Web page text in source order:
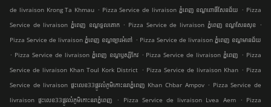
de livraison Krong Ta Khmau . Pizza Service de livraison ភ្នំពេញ ខណ្ឌ​ពោធិ៍សែនជ័យ . Pizza
Service de livraison ភ្នំពេញ ខណ្ឌទួលគោក . Pizza Service de livraison ភ្នំពេញ ខណ្ឌ​សែនសុខ .
Pizza Service de livraison ភ្នំពេញ ខណ្ឌច្បារអំពៅ . Pizza Service de livraison ភ្នំពេញ ខណ្ឌមានជ័យ
. Pizza Service de livraison ភ្នំពេញ ខណ្ឌ​ឫស្សីកែវ . Pizza Service de livraison ភ្នំពេញ . Pizza
Service de livraison Khan Toul Kork District . Pizza Service de livraison Khan . Pizza
Service de livraison ផ្ទះលេខ33ផ្លូវលំភូមិកោះនរាភ្នំពេញ Khan Chbar Ampov . Pizza Service de
livraison ផ្ទះលេខ33ផ្លូវលំភូមិកោះនរាភ្នំពេញ
. Pizza Service de livraison Lvea Aem . Pizza